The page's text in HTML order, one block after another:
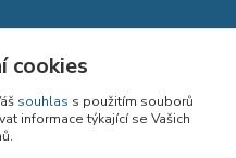
cookies
souhlas s použitím souborů
informace týkající se Vašich